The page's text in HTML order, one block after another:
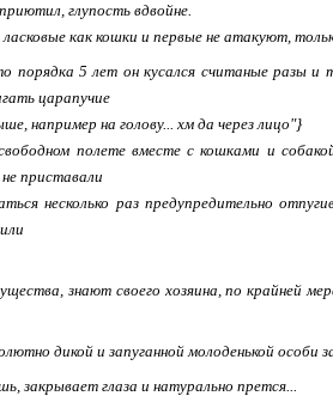
глупость вдвойне.
как кошки и первые не атакуют,
порядка 5 лет он кусался считаные разы
царапучие
например на голову... хм да через лицо"}
полете вместе с кошками и
приставали
несколько раз предупредительно
знают своего хозяина, по крайней
дикой и запуганной молоденькой особи
закрывает глаза и натурально прется...